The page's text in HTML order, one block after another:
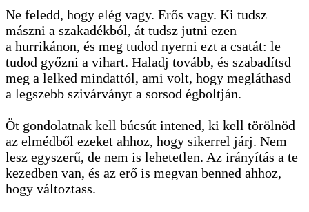
Ne feledd, hogy elég vagy. Erős vagy. Ki tudsz
mászni a szakadékból, át tudsz jutni ezen
a hurrikánon, és meg tudod nyerni ezt a csatát: le
tudod győzni a vihart. Haladj tovább, és szabadítsd
meg a lelked mindattól, ami volt, hogy megláthasd
a legszebb szivárványt a sorsod égboltján.
Öt gondolatnak kell búcsút intened, ki kell törölnöd
az elmédből ezeket ahhoz, hogy sikerrel járj. Nem
lesz egyszerű, de nem is lehetetlen. Az irányítás a te
kezedben van, és az erő is megvan benned ahhoz,
hogy változtass.